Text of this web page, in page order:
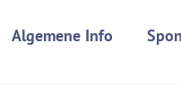
Algemene Info